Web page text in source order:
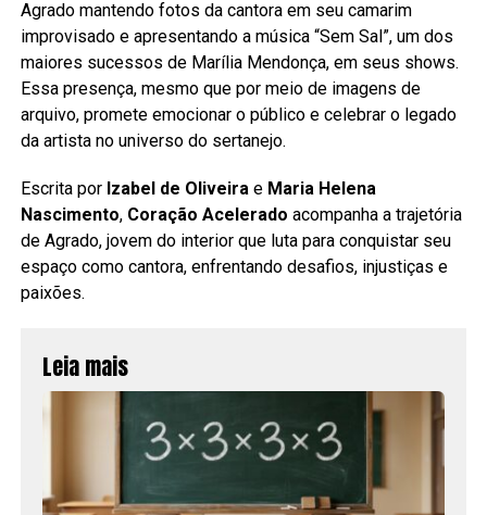
Agrado mantendo fotos da cantora em seu camarim
improvisado e apresentando a música “Sem Sal”, um dos
maiores sucessos de Marília Mendonça, em seus shows.
Essa presença, mesmo que por meio de imagens de
arquivo, promete emocionar o público e celebrar o legado
da artista no universo do sertanejo.
Escrita por Izabel de Oliveirae Maria Helena
Nascimento, Coração Acelerado acompanha a trajetória
de Agrado, jovem do interior que luta para conquistar seu
espaço como cantora, enfrentando desafios, injustiças e
paixões.
Leia mais